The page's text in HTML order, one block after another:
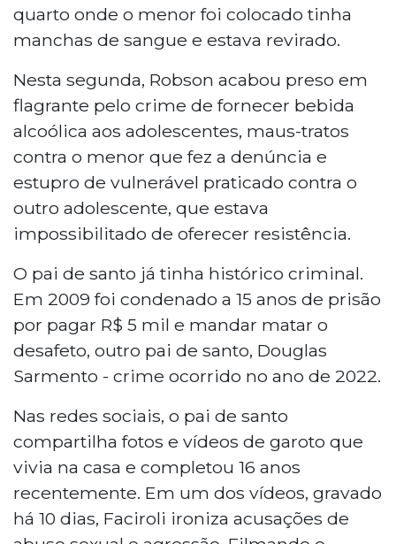
quarto onde o menor foi colocado tinha
manchas de sangue e estava revirado.
Nesta segunda, Robson acabou preso em
flagrante pelo crime de fornecer bebida
alcoólica aos adolescentes, maus-tratos
contra o menor que fez a denúncia e
estupro de vulnerável praticado contra o
outro adolescente, que estava
impossibilitado de oferecer resistência.
O pai de santo já tinha histórico criminal.
Em 2009 foi condenado a 15 anos de prisão
por pagar R$ 5 mil e mandar matar o
desafeto, outro pai de santo, Douglas
Sarmento - crime ocorrido no ano de 2022.
Nas redes sociais, o pai de santo
compartilha fotos e vídeos de garoto que
vivia na casa e completou 16 anos
recentemente. Em um dos vídeos, gravado
há 10 dias, Faciroli ironiza acusações de